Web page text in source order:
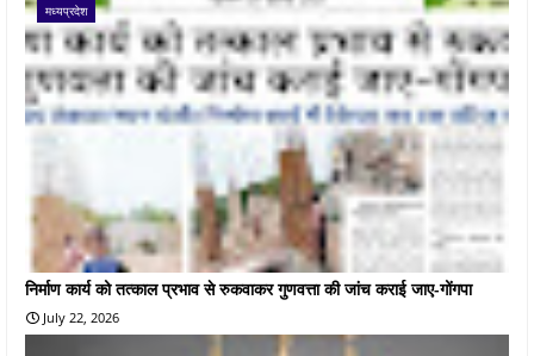
मध्यप्रदेश
निर्माण कार्य को तत्काल प्रभाव से रुकवाकर गुणवत्ता की जांच कराई जाए-गोंगपा
July 22, 2026